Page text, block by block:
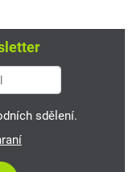
sdělení.